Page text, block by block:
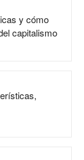
y cómo
capitalismo